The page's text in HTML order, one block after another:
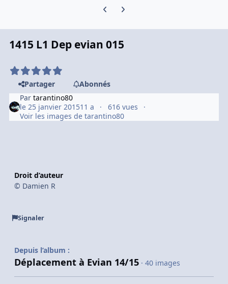
Previous carousel slide
Next carousel slide
1415 L1 Dep evian 015
Partager
Abonnés
Partarantino80
le 25 janvier 201511 a
616 vues
Voir les images de tarantino80
Droit d’auteur
© Damien R
Signaler
Depuis l’album :
Déplacement à Evian 14/15 · 40 images